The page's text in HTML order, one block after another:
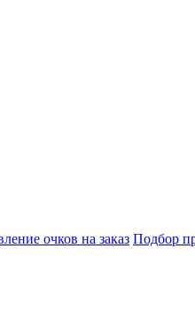
очков на заказ Подбор